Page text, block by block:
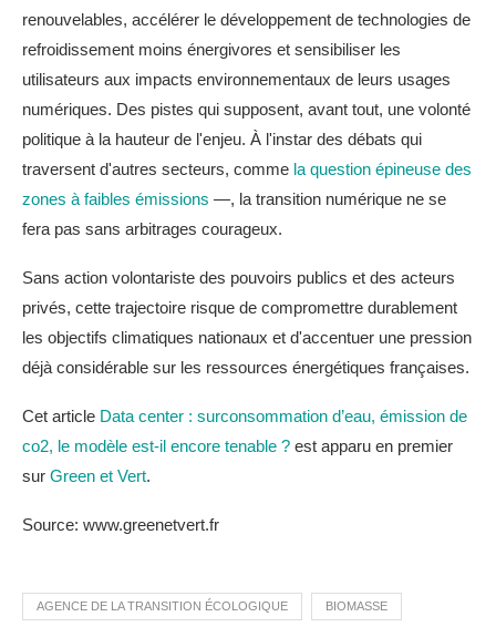
renouvelables, accélérer le développement de technologies de
refroidissement moins énergivores et sensibiliser les
utilisateurs aux impacts environnementaux de leurs usages
numériques. Des pistes qui supposent, avant tout, une volonté
politique à la hauteur de l'enjeu. À l'instar des débats qui
traversent d'autres secteurs, comme la question épineuse des
zones à faibles émissions —, la transition numérique ne se
fera pas sans arbitrages courageux.
Sans action volontariste des pouvoirs publics et des acteurs
privés, cette trajectoire risque de compromettre durablement
les objectifs climatiques nationaux et d'accentuer une pression
déjà considérable sur les ressources énergétiques françaises.
Cet article Data center : surconsommation d’eau, émission de
co2, le modèle est-il encore tenable ? est apparu en premier
sur Green et Vert.
Source: www.greenetvert.fr
AGENCE DE LA TRANSITION ÉCOLOGIQUE BIOMASSE